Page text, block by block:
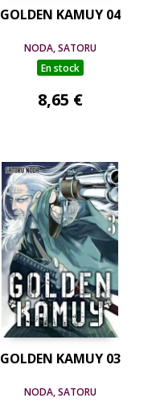
GOLDEN KAMUY 04
NODA, SATORU
En stock
8,65 €
GOLDEN KAMUY 03
NODA, SATORU